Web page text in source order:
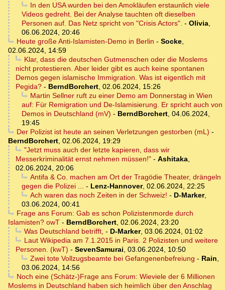
In den USA wurden bei den Amokläufen erstaunlich viele
Videos gedreht. Bei der Analyse tauchten oft dieselben
Personen auf. Das Netz spricht von "Crisis Actors". - Olivia,
06.06.2024, 20:46
Heute große Anti-Islamisten-Demo in Berlin - Socke,
02.06.2024, 14:59
Klar, dass die deutschen Gutmenschen oder die Moslems
nicht protestieren. Aber leider gibt es auch keine spontanen
Demos gegen islamische Immigration. Was ist eigentlich mit
Pegida? - BerndBorchert, 02.06.2024, 15:26
Martin Sellner ruft zu einer Demo am Donnerstag in Wien
auf: Für Remigration und De-Islamisierung. Er spricht auch von
Demos in Deutschland (mV) - BerndBorchert, 04.06.2024,
19:45
Der Polizist ist heute an seinen Verletzungen gestorben (mL) -
BerndBorchert, 02.06.2024, 19:29
"Jetzt muss auch der letzte kapieren, dass wir
Messerkriminalität ernst nehmen müssen!" - Ashitaka,
02.06.2024, 20:06
Antifa & Co. machen am Ort der Tragödie Theater, drängeln
gegen die Polizei ... - Lenz-Hannover, 02.06.2024, 22:25
Ach waren das noch Zeiten in der Schweiz! - D-Marker,
03.06.2024, 00:41
Frage ans Forum: Gab es schon Polizistenmorde durch
Islamisten? owT - BerndBorchert, 02.06.2024, 23:20
Was Deutschland betrifft, - D-Marker, 03.06.2024, 01:02
Laut Wikipedia am 7.1.2015 in Paris. 2 Polizisten und weitere
Personen. (kwT) - SevenSamurai, 03.06.2024, 10:50
Zwei tote Vollzugsbeamte bei Gefangenenbefreiung - Rain,
03.06.2024, 14:56
Noch eine (Schätz-)Frage ans Forum: Wieviele der 6 Millionen
Moslems in Deutschland haben sich heimlich über den Anschlag